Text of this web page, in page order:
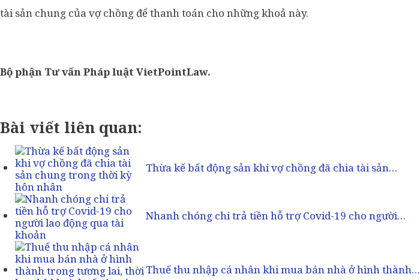
tài sản chung của vợ chồng để thanh toán cho những khoả này.
Bộ phận Tư vấn Pháp luật VietPointLaw.
Bài viết liên quan:
Thừa kế bất động sản khi vợ chồng đã chia tài sản…
Nhanh chóng chi trả tiền hỗ trợ Covid-19 cho người…
Thuế thu nhập cá nhân khi mua bán nhà ở hình thành…